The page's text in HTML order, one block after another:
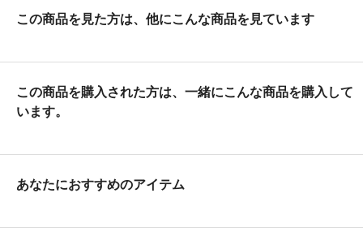
この商品を見た方は、他にこんな商品を見ています
この商品を購入された方は、一緒にこんな商品を購入して
います。
あなたにおすすめのアイテム